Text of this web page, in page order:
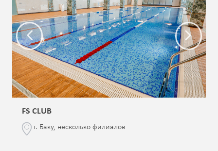
FS CLUB
г. Баку, несколько филиалов